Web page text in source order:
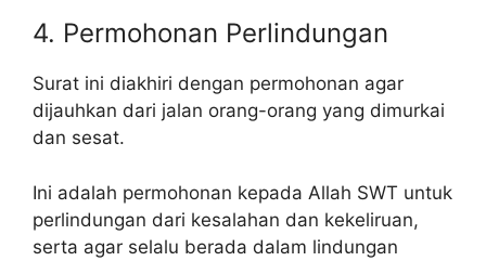
4. Permohonan Perlindungan
Surat ini diakhiri dengan permohonan agar
dijauhkan dari jalan orang-orang yang dimurkai
dan sesat.
Ini adalah permohonan kepada Allah SWT untuk
perlindungan dari kesalahan dan kekeliruan,
serta agar selalu berada dalam lindungan